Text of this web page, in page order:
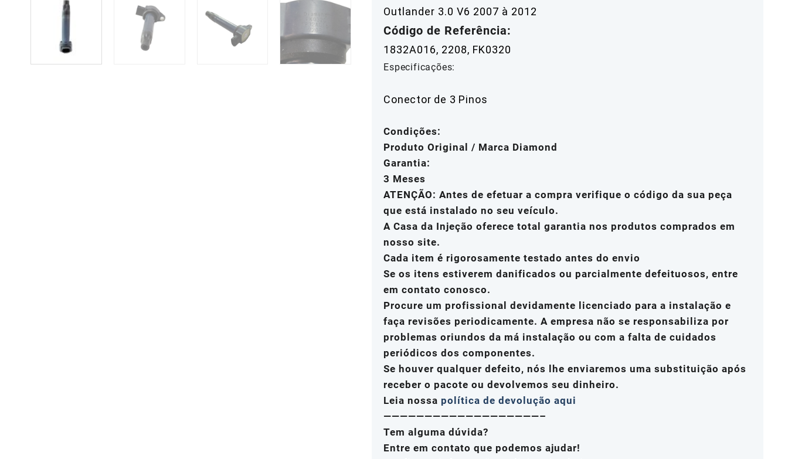
Outlander 3.0 V6 2007 à 2012
Código de Referência:
1832A016, 2208, FK0320
Especificações:
Conector de 3 Pinos
Condições:
Produto Original / Marca Diamond
Garantia:
3 Meses
ATENÇÃO: Antes de efetuar a compra verifique o código da sua peça
que está instalado no seu veículo.
A Casa da Injeção oferece total garantia nos produtos comprados em
nosso site.
Cada item é rigorosamente testado antes do envio
Se os itens estiverem danificados ou parcialmente defeituosos, entre
em contato conosco.
Procure um profissional devidamente licenciado para a instalação e
faça revisões periodicamente. A empresa não se responsabiliza por
problemas oriundos da má instalação ou com a falta de cuidados
periódicos dos componentes.
Se houver qualquer defeito, nós lhe enviaremos uma substituição após
receber o pacote ou devolvemos seu dinheiro.
Leia nossa política de devolução aqui
———————————————————–
Tem alguma dúvida?
Entre em contato que podemos ajudar!